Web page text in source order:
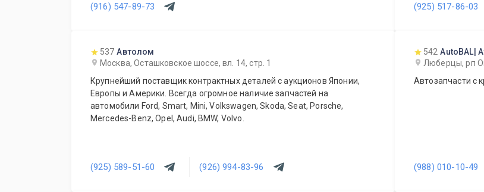
(916) 547-89-73 (925) 517-86-03
537 Автолом
Москва, Осташковское шоссе, вл. 14, стр. 1
Крупнейший поставщик контрактных деталей с аукционов Японии,
Европы и Америки. Всегда огромное наличие запчастей на
автомобили Ford, Smart, Mini, Volkswagen, Skoda, Seat, Porsche,
Mercedes-Benz, Opel, Audi, BMW, Volvo.
(925) 589-51-60 (926) 994-83-96
542 AutoBAL|
Люберцы, рп
Автозапчасти с
(988) 010-10-49